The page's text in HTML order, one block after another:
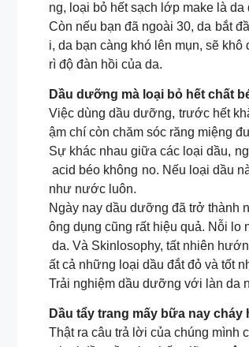
ng, loại bỏ hết sạch lớp make là da
Còn nếu bạn đã ngoài 30, da bắt
i, da bạn càng khó lên mụn, sẽ
rì độ đàn hồi của da.
Dầu dưỡng mà loại bỏ hết chất
Việc dùng dầu dưỡng, trước hết
ậm chí còn chăm sóc răng miệng
Sự khác nhau giữa các loại dầu,
acid béo không no. Nếu loại dầu
như nước luôn.
Ngày nay dầu dưỡng đã trở thành
ông dụng cũng rất hiệu quả. Nỗi
da. Và Skinlosophy, tất nhiên
ất cả những loại dầu đắt đỏ và tốt
Trải nghiệm dầu dưỡng với làn da
Dầu tẩy trang mấy bữa nay
Thật ra câu trả lời của chúng mình